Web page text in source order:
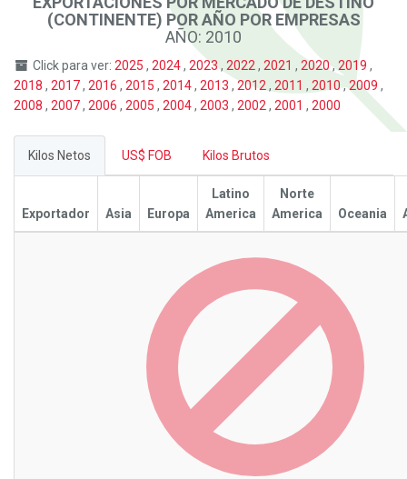
(CONTINENTE) POR AÑO POR EMPRESAS
AÑO: 2010
Click para ver: 2025 , 2024, 2023, 2022 , 2021 , 2020, 2019 ,
2018 , 2017, 2016 , 2015 , 2014, 2013 , 2012 , 2011 , 2010,2009 ,
2008 , 2007, 2006 , 2005 , 2004, 2003 , 2002 , 2001 , 2000
Kilos Netos US$ FOB Kilos Brutos
Exportador Asia Europa
Latino
America
Norte
America
Oceania